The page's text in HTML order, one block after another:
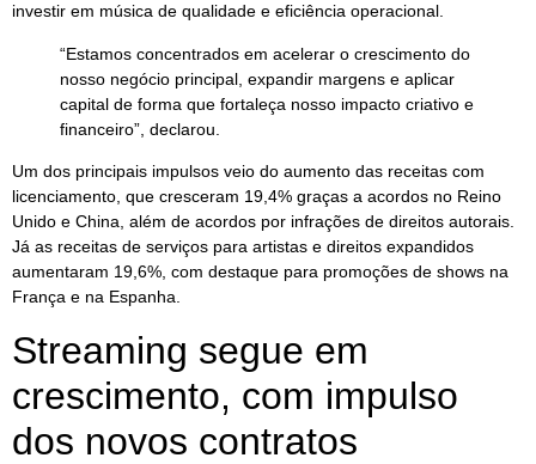
investir em música de qualidade e eficiência operacional.
“Estamos concentrados em acelerar o crescimento do
nosso negócio principal, expandir margens e aplicar
capital de forma que fortaleça nosso impacto criativo e
financeiro”, declarou.
Um dos principais impulsos veio do aumento das receitas com
licenciamento, que cresceram 19,4% graças a acordos no Reino
Unido e China, além de acordos por infrações de direitos autorais.
Já as receitas de serviços para artistas e direitos expandidos
aumentaram 19,6%, com destaque para promoções de shows na
França e na Espanha.
Streaming segue em
crescimento, com impulso
dos novos contratos